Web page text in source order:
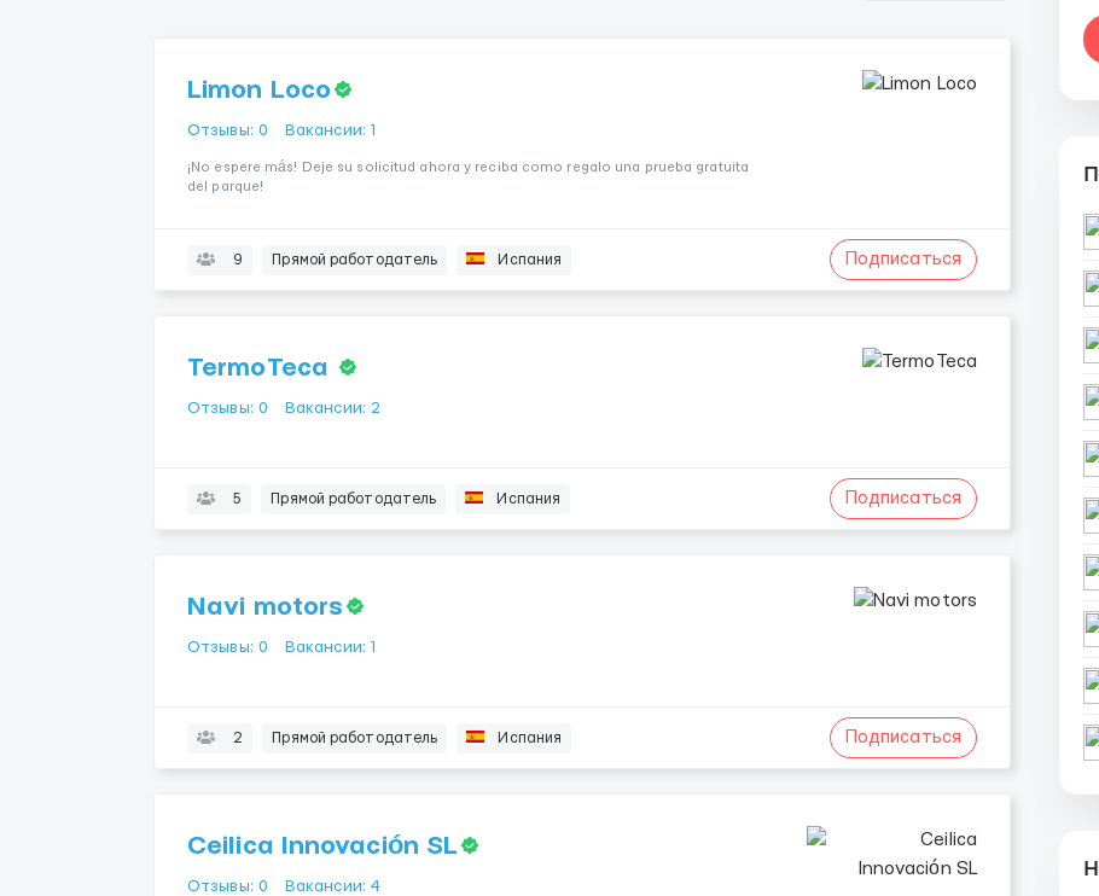
Limon Loco
Отзывы: 0 Вакансии: 1
¡No espere más! Deje su solicitud ahora y reciba como regalo una prueba gratuita
del parque!
9 Прямой работодатель Испания Подписаться
TermoTeca
Отзывы: 0 Вакансии: 2
5 Прямой работодатель Испания Подписаться
Navi motors
Отзывы: 0 Вакансии: 1
2 Прямой работодатель Испания Подписаться
Ceilica Innovación SL
Отзывы: 0 Вакансии: 4